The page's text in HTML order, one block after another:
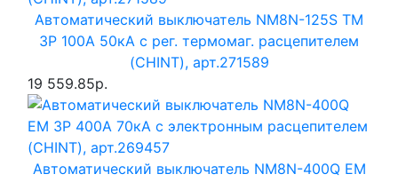
Автоматический выключатель NM8N-125S TM
3P 100А 50кА с рег. термомаг. расцепителем
(CHINT), арт.271589
19 559.85р.
Автоматический выключатель NM8N-400Q EM